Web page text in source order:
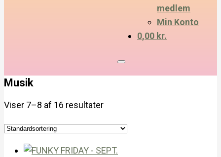
medlem
Min Konto
0,00 kr.
Musik
Viser 7–8 af 16 resultater